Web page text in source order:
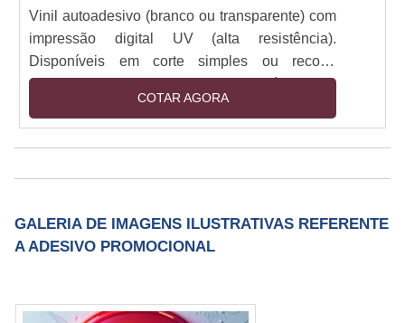
Vinil autoadesivo (branco ou transparente) com
impressão digital UV (alta resistência).
Disponíveis em corte simples ou recorte
especial (plotter). Camada removível sem
resíduos. Resistência a intempéries (6+ meses
outdoor). Espessuras: 80-150 micra. Aplicação
em vidro, metal, plástico e pinturas. Opções:
COTAR AGORA
GALERIA DE IMAGENS ILUSTRATIVAS REFERENTE
A ADESIVO PROMOCIONAL